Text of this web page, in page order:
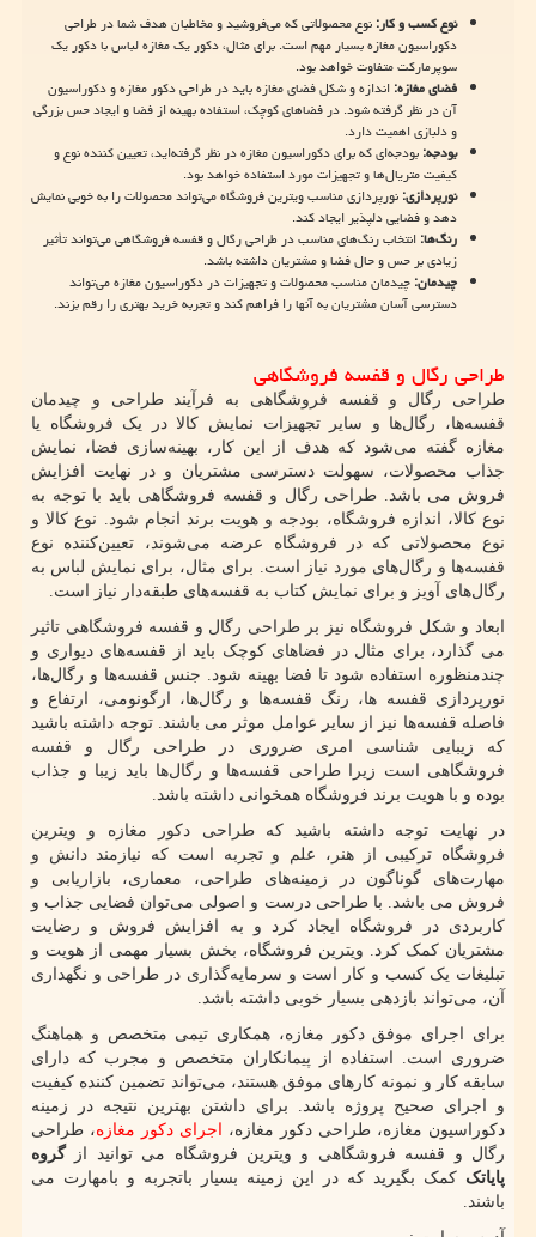
نوع کسب و کار:نوع محصولاتی که می‌فروشید و مخاطبان هدف شما در طراحی
دکوراسیون مغازه بسیار مهم است. برای مثال، دکور یک مغازه لباس با دکور یک
سوپرمارکت متفاوت خواهد بود.
فضای مغازه:اندازه و شکل فضای مغازه باید در طراحی دکور مغازه و دکوراسیون
آن در نظر گرفته شود. در فضاهای کوچک، استفاده بهینه از فضا و ایجاد حس بزرگی
و دلبازی اهمیت دارد.
بودجه:بودجه‌ای که برای دکوراسیون مغازه در نظر گرفته‌اید، تعیین کننده نوع و
کیفیت متریال‌ها و تجهیزات مورد استفاده خواهد بود.
نورپردازی:نورپردازی مناسب ویترین فروشگاه می‌تواند محصولات را به خوبی نمایش
دهد و فضایی دلپذیر ایجاد کند.
رنگ‌ها:انتخاب رنگ‌های مناسب در طراحی رگال و قفسه فروشگاهی می‌تواند تأثیر
زیادی بر حس و حال فضا و مشتریان داشته باشد.
چیدمان:چیدمان مناسب محصولات و تجهیزات در دکوراسیون مغازه می‌تواند
دسترسی آسان مشتریان به آنها را فراهم کند و تجربه خرید بهتری را رقم بزند.
طراحی رگال و قفسه فروشگاهی
طراحی رگال و قفسه فروشگاهی به فرآیند طراحی و چیدمان
قفسه‌ها، رگال‌ها و سایر تجهیزات نمایش کالا در یک فروشگاه یا
مغازه گفته می‌شود که هدف از این کار، بهینه‌سازی فضا، نمایش
جذاب محصولات، سهولت دسترسی مشتریان و در نهایت افزایش
فروش می باشد. طراحی رگال و قفسه فروشگاهی باید با توجه به
نوع کالا، اندازه فروشگاه، بودجه و هویت برند انجام شود. نوع کالا و
نوع محصولاتی که در فروشگاه عرضه می‌شوند، تعیین‌کننده نوع
قفسه‌ها و رگال‌های مورد نیاز است. برای مثال، برای نمایش لباس به
رگال‌های آویز و برای نمایش کتاب به قفسه‌های طبقه‌دار نیاز است.
ابعاد و شکل فروشگاه نیز بر طراحی رگال و قفسه فروشگاهی تاثیر
می گذارد، برای مثال در فضاهای کوچک باید از قفسه‌های دیواری و
چندمنظوره استفاده شود تا فضا بهینه شود. جنس قفسه‌ها و رگال‌ها،
نورپردازی قفسه ها، رنگ قفسه‌ها و رگال‌ها، ارگونومی، ارتفاع و
فاصله قفسه‌ها نیز از سایر عوامل موثر می باشند. توجه داشته باشید
که زیبایی شناسی امری ضروری در طراحی رگال و قفسه
فروشگاهی است زیرا طراحی قفسه‌ها و رگال‌ها باید زیبا و جذاب
بوده و با هویت برند فروشگاه همخوانی داشته باشد.
در نهایت توجه داشته باشید که طراحی دکور مغازه و ویترین
فروشگاه ترکیبی از هنر، علم و تجربه است که نیازمند دانش و
مهارت‌های گوناگون در زمینه‌های طراحی، معماری، بازاریابی و
فروش می باشد. با طراحی درست و اصولی می‌توان فضایی جذاب و
کاربردی در فروشگاه ایجاد کرد و به افزایش فروش و رضایت
مشتریان کمک کرد. ویترین فروشگاه، بخش بسیار مهمی از هویت و
تبلیغات یک کسب و کار است و سرمایه‌گذاری در طراحی و نگهداری
آن، می‌تواند بازدهی بسیار خوبی داشته باشد.
برای اجرای موفق دکور مغازه، همکاری تیمی متخصص و هماهنگ
ضروری است. استفاده از پیمانکاران متخصص و مجرب که دارای
سابقه کار و نمونه کارهای موفق هستند، می‌تواند تضمین کننده کیفیت
و اجرای صحیح پروژه باشد. برای داشتن بهترین نتیجه در زمینه
دکوراسیون مغازه، طراحی دکور مغازه،
اجرای دکور مغازه، طراحی
رگال و قفسه فروشگاهی و ویترین فروشگاه می توانید ازگروه
پایاتک کمک بگیرید که در این زمینه بسیار باتجربه و بامهارت می
باشند.